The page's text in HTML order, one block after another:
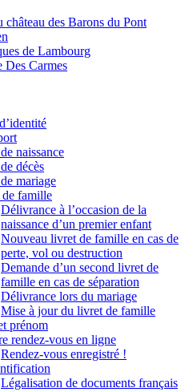
des Barons du Pont
de Lambourg
Des Carmes
naissance
décès
mariage
famille
Délivrance à l’occasion de la
naissance d’un premier enfant
Nouveau livret de famille en cas de
perte, vol ou destruction
Demande d’un second livret de
famille en cas de séparation
Délivrance lors du mariage
Mise à jour du livret de famille
prénom
rendez-vous en ligne
Rendez-vous enregistré !
Légalisation de documents français